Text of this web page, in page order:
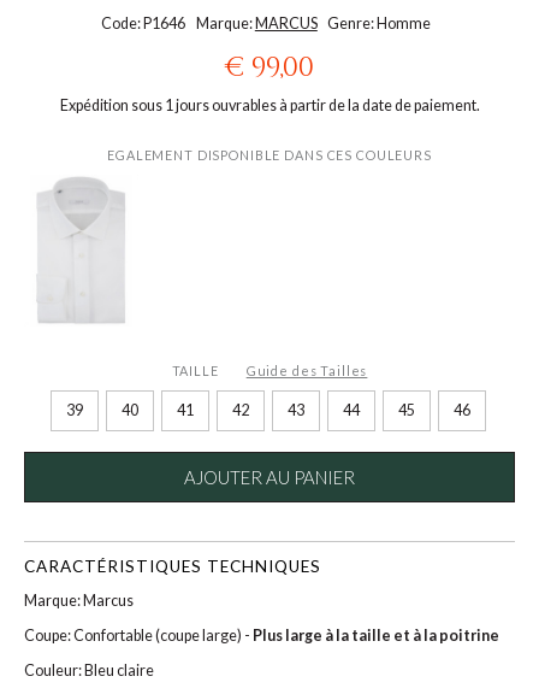
Code: P1646 Marque: MARCUS Genre: Homme
€ 99,00
Expédition sous 1 jours ouvrables à partir de la date de paiement.
EGALEMENT DISPONIBLE DANS CES COULEURS
TAILLE Guide des Tailles
39 40 41 42 43 44 45 46
AJOUTER AU PANIER
CARACTÉRISTIQUES TECHNIQUES
Marque: Marcus
Coupe: Confortable (coupe large) - Plus large à la taille et à la poitrine
Couleur: Bleu claire